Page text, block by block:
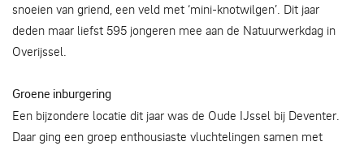
snoeien van griend, een veld met ‘mini-knotwilgen’. Dit jaar
deden maar liefst 595 jongeren mee aan de Natuurwerkdag in
Overijssel.
Groene inburgering
Een bijzondere locatie dit jaar was de Oude IJssel bij Deventer.
Daar ging een groep enthousiaste vluchtelingen samen met